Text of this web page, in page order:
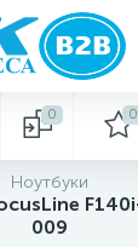
0 0
Ноутбуки
009